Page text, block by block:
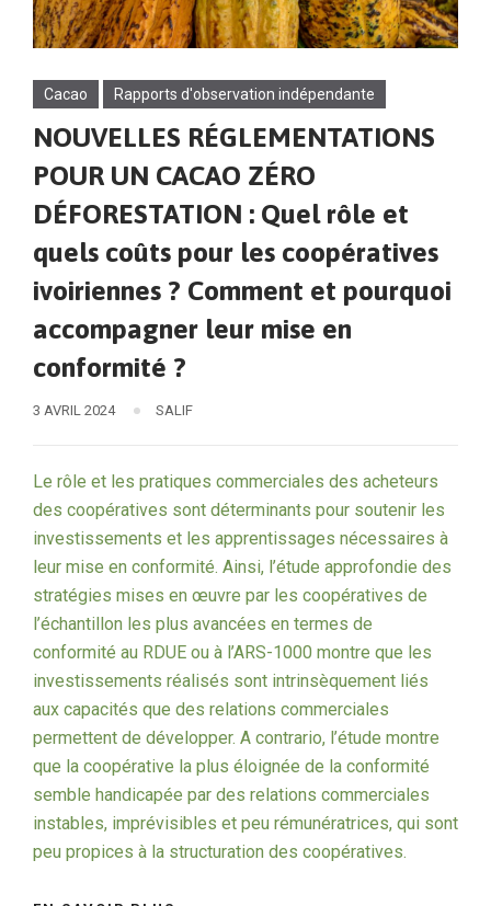
Cacao Rapports d'observation indépendante
NOUVELLES RÉGLEMENTATIONS
POUR UN CACAO ZÉRO
DÉFORESTATION : Quel rôle et
quels coûts pour les coopératives
ivoiriennes ? Comment et pourquoi
accompagner leur mise en
conformité ?
3 AVRIL 2024 SALIF
Le rôle et les pratiques commerciales des acheteurs
des coopératives sont déterminants pour soutenir les
investissements et les apprentissages nécessaires à
leur mise en conformité. Ainsi, l’étude approfondie des
stratégies mises en œuvre par les coopératives de
l’échantillon les plus avancées en termes de
conformité au RDUE ou à l’ARS-1000 montre que les
investissements réalisés sont intrinsèquement liés
aux capacités que des relations commerciales
permettent de développer. A contrario, l’étude montre
que la coopérative la plus éloignée de la conformité
semble handicapée par des relations commerciales
instables, imprévisibles et peu rémunératrices, qui sont
peu propices à la structuration des coopératives.